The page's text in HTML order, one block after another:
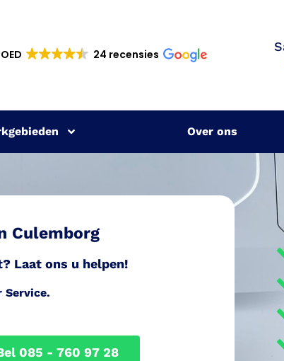
24 recensies
Over ons
Culemborg
Laat ons u helpen!
Service.
085 - 760 97 28